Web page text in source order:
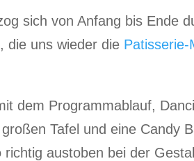
sich von Anfang bis Ende
die uns wieder die Patisserie-
dem Programmablauf,
Tafel und eine Candy
austoben bei der